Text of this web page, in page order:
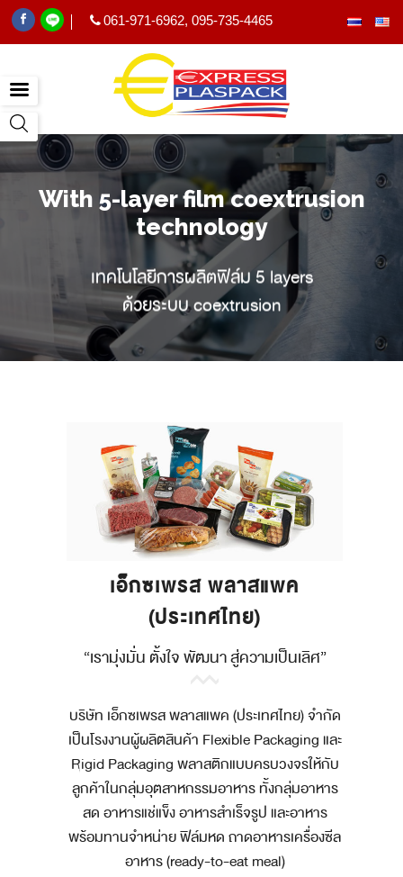
061-971-6962, 095-735-4465
With 5-layer film coextrusion
technology
เทคโนโลยีการผลิตฟิล์ม 5 layers
ด้วยระบบ coextrusion
เอ็กซเพรส พลาสแพค
(ประเทศไทย)
“เรามุ่งมั่น ตั้งใจ พัฒนา สู่ความเป็นเลิศ”
บริษัท เอ็กซเพรส พลาสแพค (ประเทศไทย) จำกัด
เป็นโรงงานผู้ผลิตสินค้า Flexible Packaging และ
Rigid Packaging พลาสติกแบบครบวงจรให้กับ
ลูกค้าในกลุ่มอุตสาหกรรมอาหาร ทั้งกลุ่มอาหาร
สด อาหารแช่แข็ง อาหารสำเร็จรูป และอาหาร
พร้อมทานจำหน่าย ฟิล์มหด ถาดอาหารเครื่องซีล
อาหาร (ready-to-eat meal)